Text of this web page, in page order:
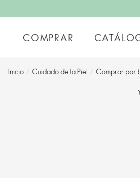
COMPRAR
Inicio / Cuidado de la Piel / Comprar por